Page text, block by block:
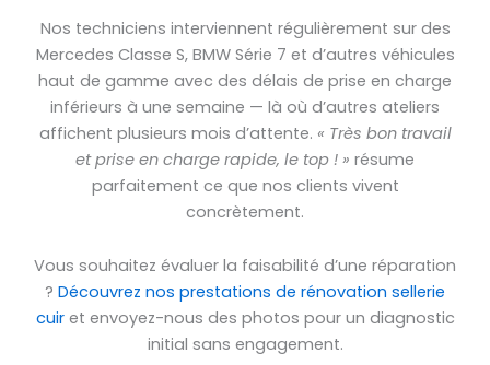
Nos techniciens interviennent régulièrement sur des
Mercedes Classe S, BMW Série 7 et d’autres véhicules
haut de gamme avec des délais de prise en charge
inférieurs à une semaine — là où d’autres ateliers
affichent plusieurs mois d’attente. « Très bon travail
et prise en charge rapide, le top ! » résume
parfaitement ce que nos clients vivent
concrètement.
Vous souhaitez évaluer la faisabilité d’une réparation
? Découvrez nos prestations de rénovation sellerie
cuiret envoyez-nous des photos pour un diagnostic
initial sans engagement.